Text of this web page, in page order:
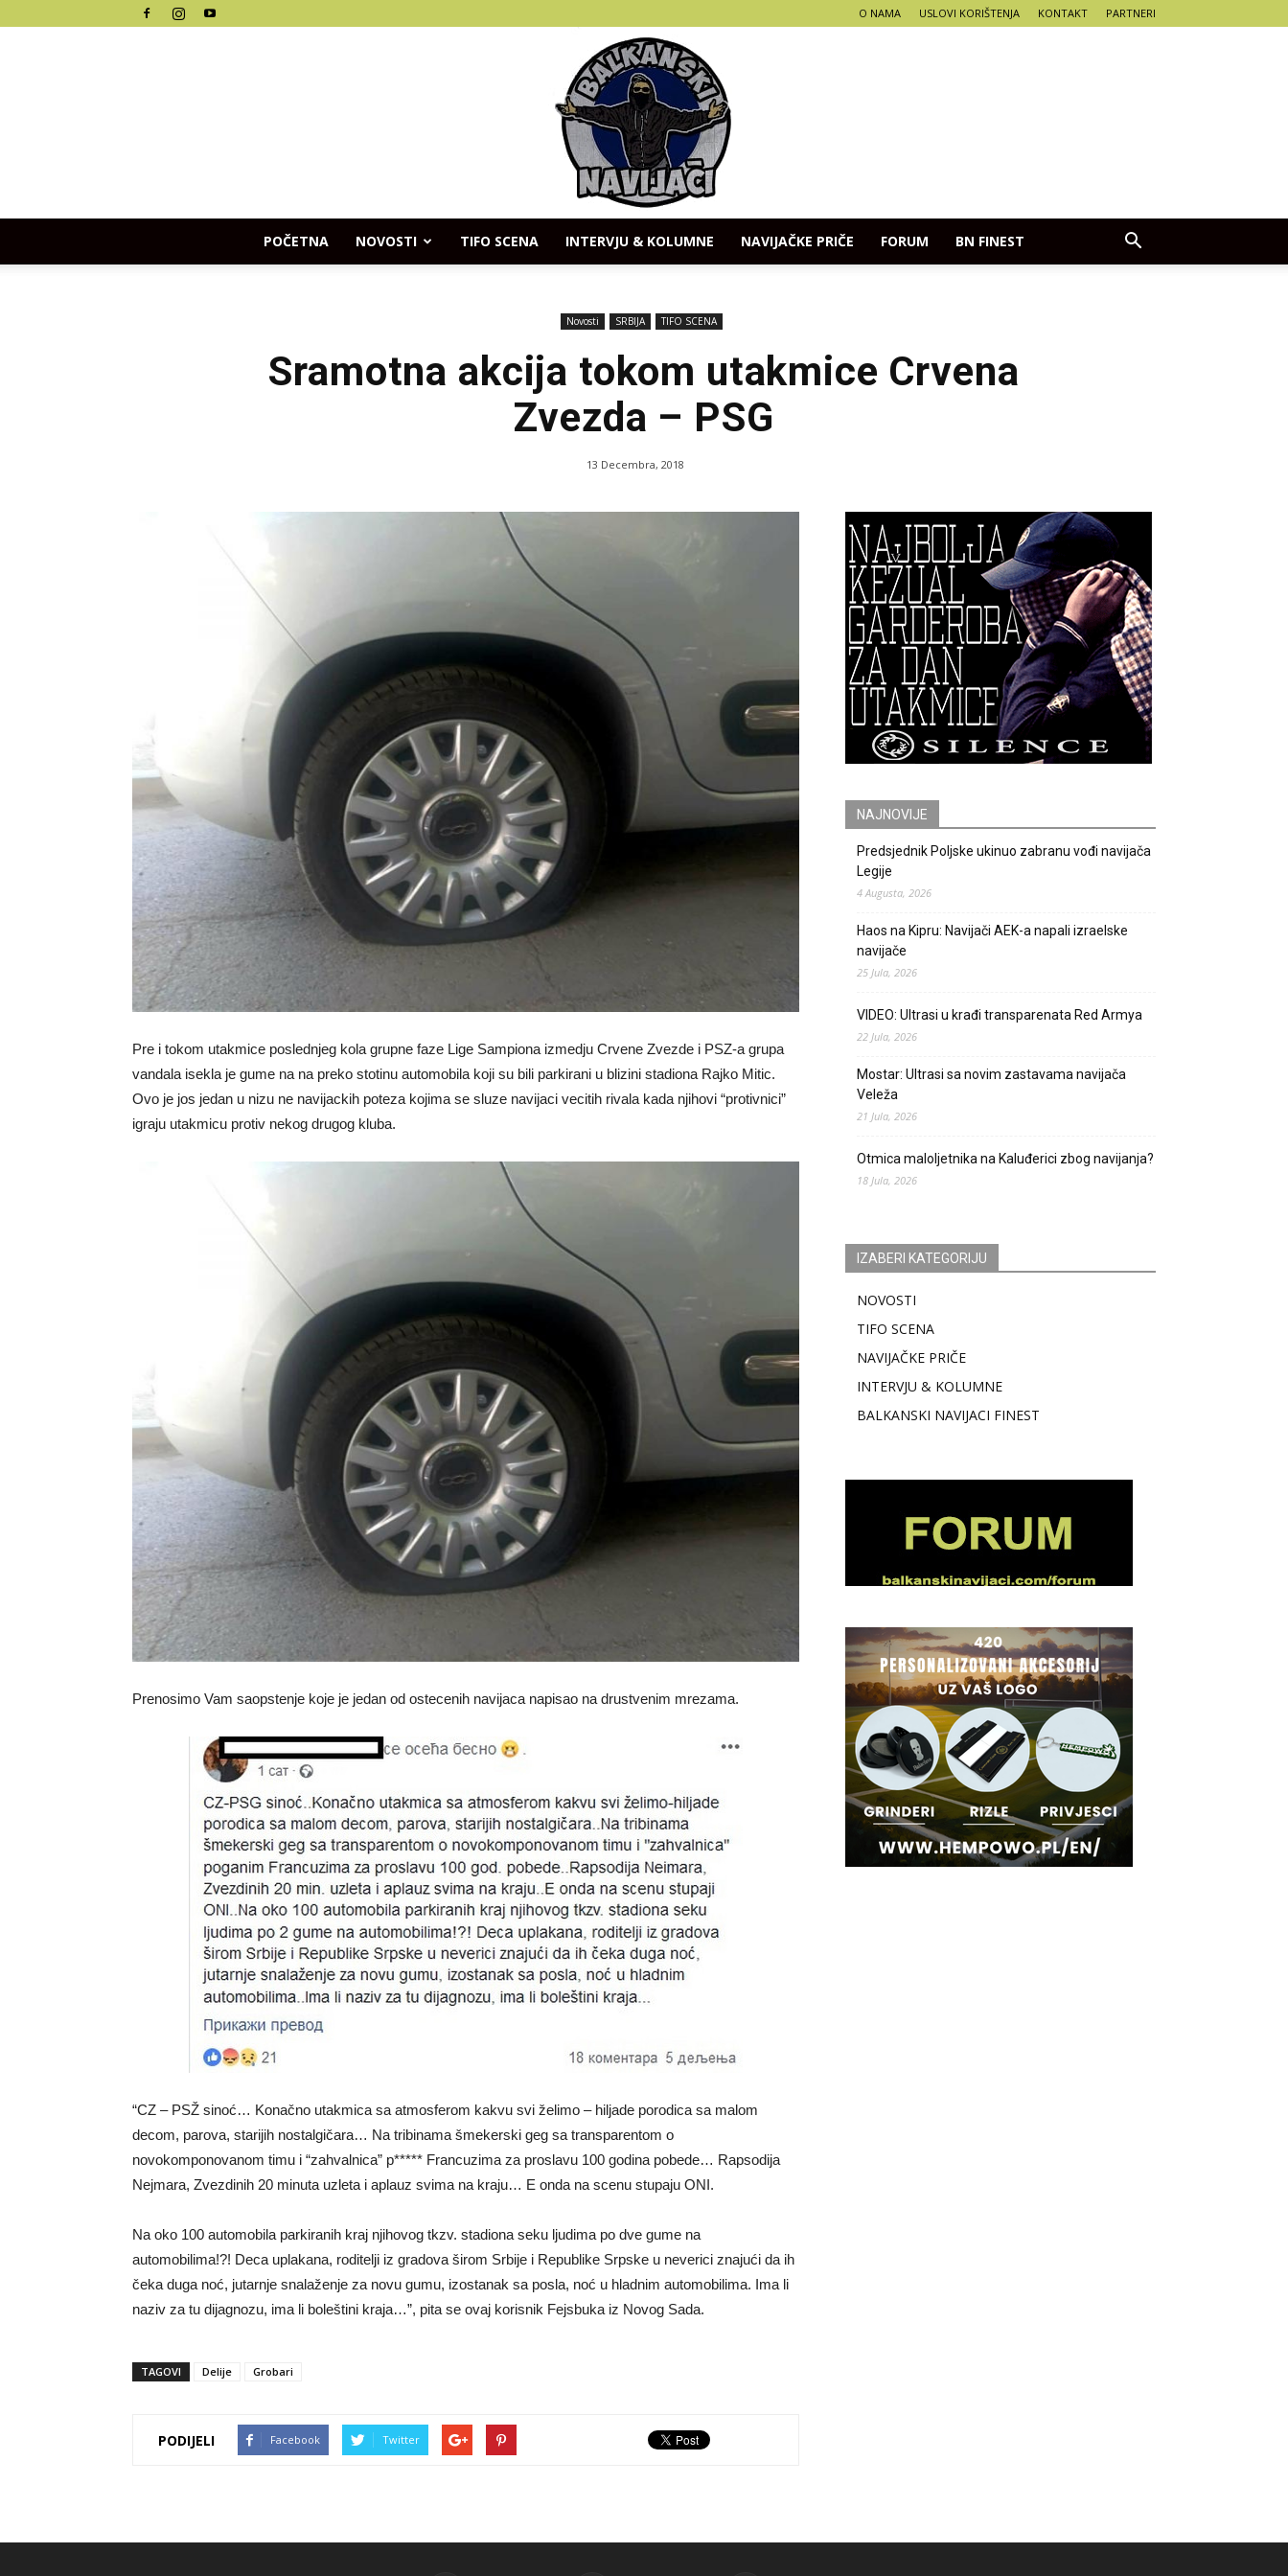
O NAMA USLOVI KORIŠTENJA KONTAKT PARTNERI
POČETNA NOVOSTI TIFO SCENA INTERVJU & KOLUMNE NAVIJAČKE PRIČE FORUM BN FINEST
Novosti SRBIJA TIFO SCENA
Sramotna akcija tokom utakmice Crvena
Zvezda – PSG
13 Decembra, 2018
Pre i tokom utakmice poslednjeg kola grupne faze Lige Sampiona izmedju Crvene Zvezde i PSZ-a grupa
vandala isekla je gume na na preko stotinu automobila koji su bili parkirani u blizini stadiona Rajko Mitic.
Ovo je jos jedan u nizu ne navijackih poteza kojima se sluze navijaci vecitih rivala kada njihovi “protivnici”
igraju utakmicu protiv nekog drugog kluba.
Prenosimo Vam saopstenje koje je jedan od ostecenih navijaca napisao na drustvenim mrezama.
“CZ – PSŽ sinoć… Konačno utakmica sa atmosferom kakvu svi želimo – hiljade porodica sa malom
decom, parova, starijih nostalgičara… Na tribinama šmekerski geg sa transparentom o
novokomponovanom timu i “zahvalnica” p***** Francuzima za proslavu 100 godina pobede… Rapsodija
Nejmara, Zvezdinih 20 minuta uzleta i aplauz svima na kraju… E onda na scenu stupaju ONI.
Na oko 100 automobila parkiranih kraj njihovog tkzv. stadiona seku ljudima po dve gume na
automobilima!?! Deca uplakana, roditelji iz gradova širom Srbije i Republike Srpske u neverici znajući da ih
čeka duga noć, jutarnje snalaženje za novu gumu, izostanak sa posla, noć u hladnim automobilima. Ima li
naziv za tu dijagnozu, ima li boleštini kraja…”, pita se ovaj korisnik Fejsbuka iz Novog Sada.
TAGOVI Delije Grobari
PODIJELI Facebook Twitter
NAJNOVIJE
Predsjednik Poljske ukinuo zabranu vođi navijača
Legije
4 Augusta, 2026
Haos na Kipru: Navijači AEK-a napali izraelske
navijače
25 Jula, 2026
VIDEO: Ultrasi u krađi transparenata Red Armya
22 Jula, 2026
Mostar: Ultrasi sa novim zastavama navijača
Veleža
21 Jula, 2026
Otmica maloljetnika na Kaluđerici zbog navijanja?
18 Jula, 2026
IZABERI KATEGORIJU
NOVOSTI
TIFO SCENA
NAVIJAČKE PRIČE
INTERVJU & KOLUMNE
BALKANSKI NAVIJACI FINEST